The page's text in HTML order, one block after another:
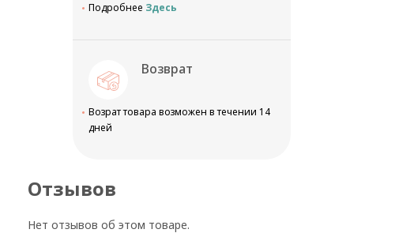
Подробнее Здесь
Возврат
Возрат товара возможен в течении 14
дней
Отзывов
Нет отзывов об этом товаре.